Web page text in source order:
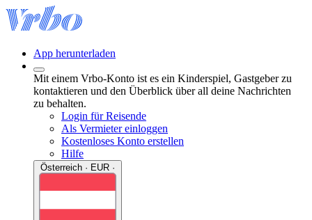
App herunterladen
Mit einem Vrbo-Konto ist es ein Kinderspiel, Gastgeber zu
kontaktieren und den Überblick über all deine Nachrichten
zu behalten.
Login für Reisende
Als Vermieter einloggen
Kostenloses Konto erstellen
Hilfe